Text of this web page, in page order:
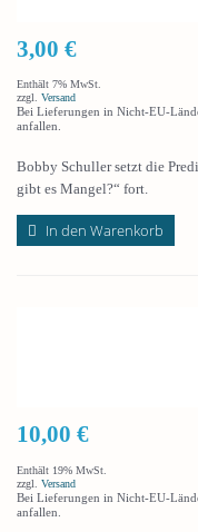
3,00 €
Enthält 7% MwSt.
zzgl. Versand
Bei Lieferungen in Nicht-EU-
anfallen.
Bobby Schuller setzt die
gibt es Mangel?“ fort.
In den Warenkorb
10,00 €
Enthält 19% MwSt.
zzgl. Versand
Bei Lieferungen in Nicht-EU-
anfallen.